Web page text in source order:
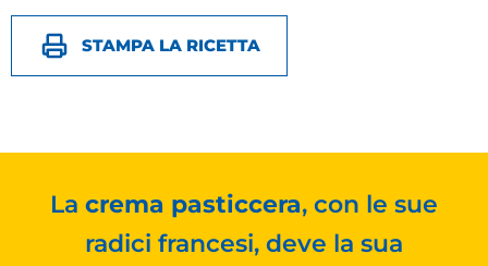
STAMPA LA RICETTA
La crema pasticcera, con le sue
radici francesi, deve la sua